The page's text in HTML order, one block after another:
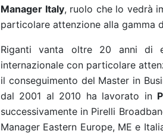
Manager Italy, ruolo che lo vedrà
particolare attenzione alla gamma
Riganti vanta oltre 20 anni di
internazionale con particolare
il conseguimento del Master in
dal 2001 al 2010 ha lavorato in
successivamente in Pirelli
Manager Eastern Europe, ME e